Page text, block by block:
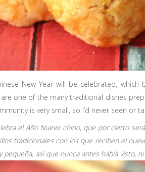
New Year will be celebrated,
one of the many traditional dishes
is very small, so I’d never seen or
el Año Nuevo chino, que por cierto
tradicionales con los que reciben el
así que nunca antes había visto,